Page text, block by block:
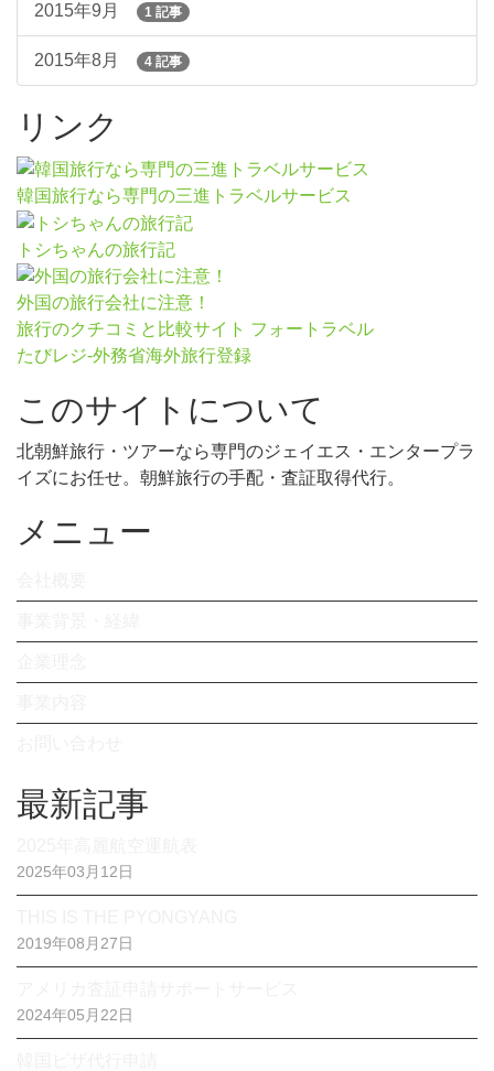
2015年9月 1 記事
2015年8月 4 記事
リンク
韓国旅行なら専門の三進トラベルサービス
トシちゃんの旅行記
外国の旅行会社に注意！
旅行のクチコミと比較サイト フォートラベル
たびレジ-外務省海外旅行登録
このサイトについて
北朝鮮旅行・ツアーなら専門のジェイエス・エンタープラ
イズにお任せ。朝鮮旅行の手配・査証取得代行。
メニュー
最新記事
2025年03月12日
2019年08月27日
2024年05月22日